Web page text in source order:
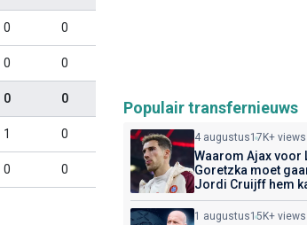
0 0
0 0
0 0
1 0
0 0
Populair transfernieuws
4 augustus17K+ views
Waarom Ajax voor
Goretzka moet
Jordi Cruijff hem
1 augustus15K+ views